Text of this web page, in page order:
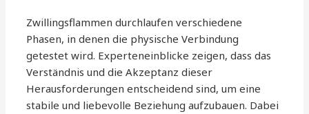
Zwillingsflammen durchlaufen verschiedene
Phasen, in denen die physische Verbindung
getestet wird. Experteneinblicke zeigen, dass das
Verständnis und die Akzeptanz dieser
Herausforderungen entscheidend sind, um eine
stabile und liebevolle Beziehung aufzubauen. Dabei